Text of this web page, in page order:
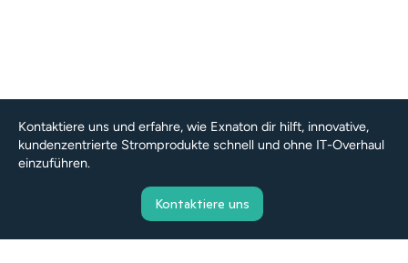
Kontaktiere uns und erfahre, wie Exnaton dir hilft, innovative,
kundenzentrierte Stromprodukte schnell und ohne IT-Overhaul
einzuführen.
Kontaktiere uns